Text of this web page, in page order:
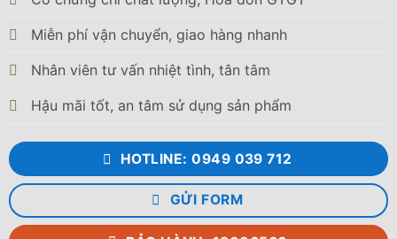
Lỗ xả đáy (mm): 27
Bảo hành (năm): 12
Tháng sản xuất: 08/2026
Miễn phí vận chuyển, giao hàng nhanh
Nhân viên tư vấn nhiệt tình, tân tâm
Hậu mãi tốt, an tâm sử dụng sản phẩm
HOTLINE: 0949 039 712
GỬI FORM